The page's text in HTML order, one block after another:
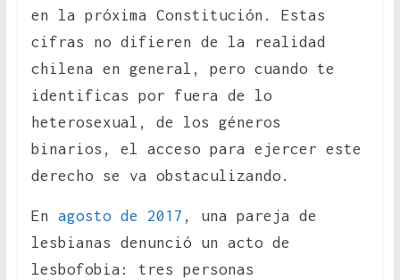
en la próxima Constitución. Estas
cifras no difieren de la realidad
chilena en general, pero cuando te
identificas por fuera de lo
heterosexual, de los géneros
binarios, el acceso para ejercer este
derecho se va obstaculizando.
En agosto de 2017 , una pareja de
lesbianas denunció un acto de
lesbofobia: tres personas